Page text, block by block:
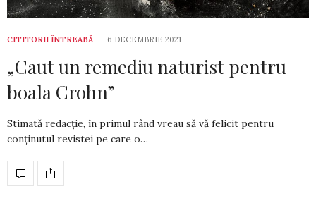
CITITORII ÎNTREABĂ 6 DECEMBRIE 2021
„Caut un remediu naturist pentru
boala Crohn”
Stimată redacție, în primul rând vreau să vă felicit pentru
conținutul revistei pe care o…